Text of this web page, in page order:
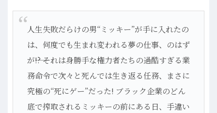
人生失敗だらけの男“ミッキー”が手に入れたの
は、何度でも生まれ変われる夢の仕事、のはず
が――!? それは身勝手な権力者たちの過酷すぎる業
務命令で次々と死んでは生き返る任務、まさに
究極の“死にゲー”だった! ブラック企業のどん
底で搾取されるミッキーの前にある日、手違い